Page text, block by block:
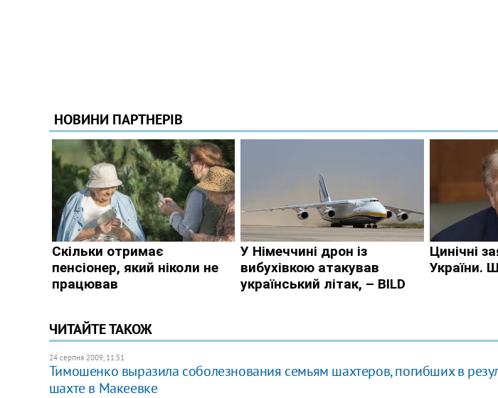
ЧИТАЙТЕ ТАКОЖ
24 серпня 2009, 11:51
Тимошенко выразила соболезнования семьям шахтеров, погибших в
шахте в Макеевке